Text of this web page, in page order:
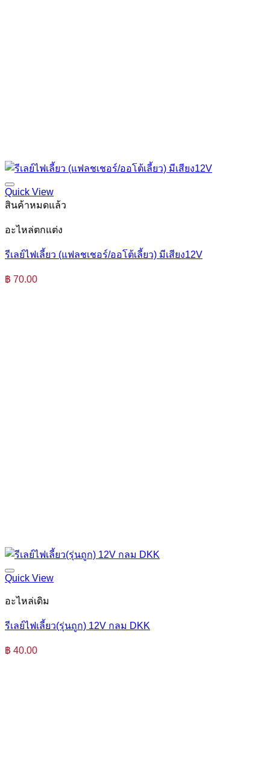
Quick View
สินค้าหมดแล้ว
อะไหล่ตกแต่ง
รีเลย์ไฟเลี้ยว (แฟลชเชอร์/ออโต้เลี้ยว) มีเสียง12V
฿ 70.00
Quick View
อะไหล่เดิม
รีเลย์ไฟเลี้ยว(รุ่นถูก) 12V กลม DKK
฿ 40.00